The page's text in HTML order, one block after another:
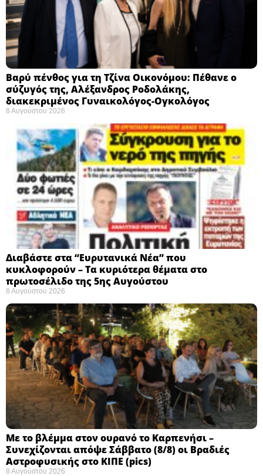
Βαρύ πένθος για τη Τζίνα Οικονόμου: Πέθανε ο
σύζυγός της, Αλέξανδρος Ροδολάκης,
διακεκριμένος Γυναικολόγος-Ογκολόγος
8 Αυγούστου 2026
Διαβάστε στα “Ευρυτανικά Νέα” που
κυκλοφορούν – Τα κυριότερα θέματα στο
πρωτοσέλιδο της 5ης Αυγούστου
8 Αυγούστου 2026
Με το βλέμμα στον ουρανό το Καρπενήσι –
Συνεχίζονται απόψε Σάββατο (8/8) οι Βραδιές
Αστροφυσικής στο ΚΙΠΕ (pics)
8 Αυγούστου 2026